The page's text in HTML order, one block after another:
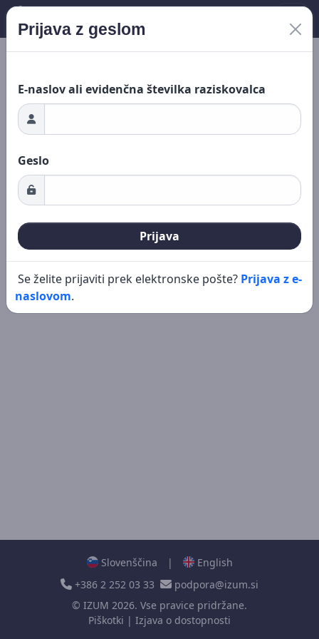
Nalaganje ...
Prijava z geslom
E-naslov ali evidenčna številka raziskovalca
Geslo
Prijava
Se želite prijaviti prek elektronske pošte? Prijava z e-
naslovom.
Slovenščina |
English
+386 2 252 03 33
podpora@izum.si
© IZUM 2026. Vse pravice pridržane.
Piškotki | Izjava o dostopnosti